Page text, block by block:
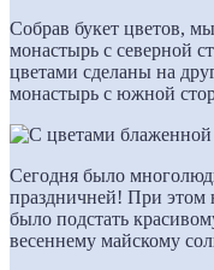
Собрав букет цветов,
монастырь с северной
цветами сделаны на
монастырь с южной
Сегодня было
праздничней! При этом
было подстать
весеннему майскому